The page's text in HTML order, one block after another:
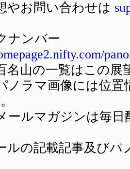
やお問い合わせは
ナンバー
名山の一覧はこの展
ノラマ画像には位置
ールマガジンは毎日
ルの記載記事及びパ